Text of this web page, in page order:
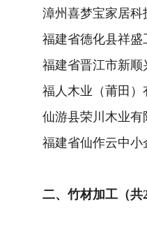
漳州喜梦宝家居科
福建省德化县祥盛
福建省晋江市新顺
福人木业（莆田）
仙游县荣川木业有
福建省仙作云中小
二、竹材加工（共